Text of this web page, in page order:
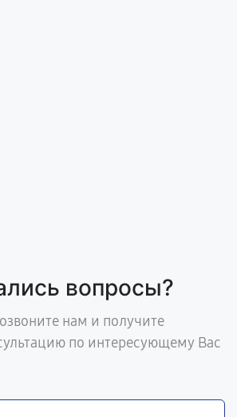
вопросы?
нам и получите
по интересующему Вас